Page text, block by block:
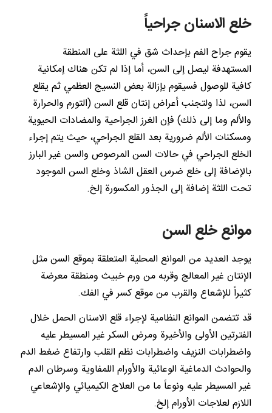
خلع الاسنان جراحياً
يقوم جراح الفم بإحداث شق في اللثة على المنطقة
المستهدفة ليصل إلى السن، أما إذا لم تكن هناك إمكانية
كافية للوصول فسيقوم بإزالة بعض النسيج العظمي ثم يقلع
السن، لذا ولتجنب أعراض إنتان قلع السن (التورم والحرارة
والألم وما إلى ذلك) فإن الغرز الجراحية والمضادات الحيوية
ومسكنات الألم ضرورية بعد القلع الجراحي، حيث يتم إجراء
الخلع الجراحي في حالات السن المرصوص والسن غير البارز
بالإضافة إلى خلع ضرس العقل الشاذ وخلع السن الموجود
تحت اللثة إضافة إلى الجذور المكسورة إلخ.
موانع خلع السن
يوجد العديد من الموانع المحلية المتعلقة بموقع السن مثل
الإنتان غير المعالج وقربه من ورم خبيث ومنطقة معرضة
كثيراً للإشعاع والقرب من موقع كسر في الفك.
قد تتضمن الموانع النظامية لإجراء قلع الاسنان الحمل خلال
الفترتين الأولى والأخيرة ومرض السكر غير المسيطر عليه
واضطرابات النزيف واضطرابات نظم القلب وارتفاع ضغط الدم
والحوادث الدماغية الوعائية والأورام اللمفاوية وسرطان الدم
غير المسيطر عليه ونوعاً ما من العلاج الكيميائي والإشعاعي
اللازم لعلاجات الأورام إلخ.